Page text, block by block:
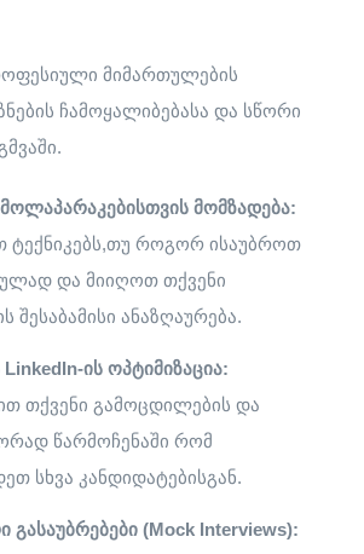
მიმართულების
ჩამოყალიბებასა და სწორი
მოლაპარაკებისთვის მომზადება:
ტექნიკებს,თუ როგორ ისაუბროთ
და მიიღოთ თქვენი
შესაბამისი ანაზღაურება.
LinkedIn-ის ოპტიმიზაცია:
თქვენი გამოცდილების და
წარმოჩენაში რომ
სხვა კანდიდატებისგან.
გასაუბრებები (Mock Interviews):